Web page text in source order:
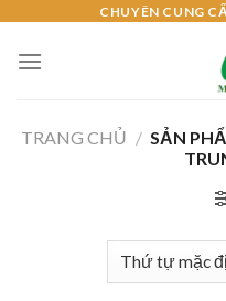
content
CHUYÊN CUNG
TRANG CHỦ / SẢN